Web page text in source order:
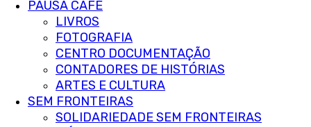
PAUSA CAFÉ
LIVROS
FOTOGRAFIA
CENTRO DOCUMENTAÇÃO
CONTADORES DE HISTÓRIAS
ARTES E CULTURA
SEM FRONTEIRAS
SOLIDARIEDADE SEM FRONTEIRAS